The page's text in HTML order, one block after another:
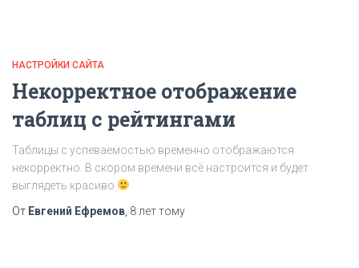
НАСТРОЙКИ САЙТА
Некорректное отображение
таблиц с рейтингами
Таблицы с успеваемостью временно отображаются
некорректно. В скором времени всё настроится и будет
выглядеть красиво
От Евгений Ефремов 8 леттому